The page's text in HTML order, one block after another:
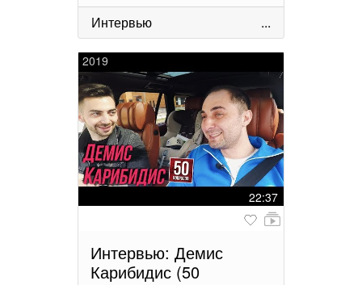
Интервью ...
2019
22:37
Интервью: Демис
Карибидис (50